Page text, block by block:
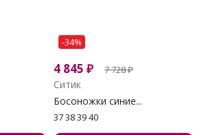
-34%
4 845 ₽ 7 728₽
Ситик
Босоножки синие...
37 38 39 40